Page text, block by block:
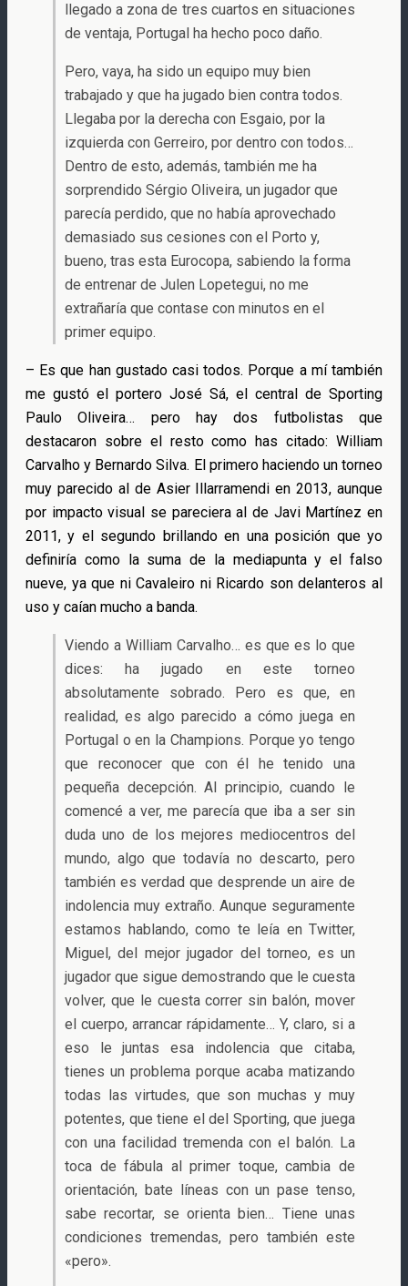
llegado a zona de tres cuartos en situaciones
de ventaja, Portugal ha hecho poco daño.
Pero, vaya, ha sido un equipo muy bien
trabajado y que ha jugado bien contra todos.
Llegaba por la derecha con Esgaio, por la
izquierda con Gerreiro, por dentro con todos…
Dentro de esto, además, también me ha
sorprendido Sérgio Oliveira, un jugador que
parecía perdido, que no había aprovechado
demasiado sus cesiones con el Porto y,
bueno, tras esta Eurocopa, sabiendo la forma
de entrenar de Julen Lopetegui, no me
extrañaría que contase con minutos en el
primer equipo.
– Es que han gustado casi todos. Porque a mí también
me gustó el portero José Sá, el central de Sporting
Paulo Oliveira… pero hay dos futbolistas que
destacaron sobre el resto como has citado: William
Carvalho y Bernardo Silva. El primero haciendo un torneo
muy parecido al de Asier Illarramendi en 2013, aunque
por impacto visual se pareciera al de Javi Martínez en
2011, y el segundo brillando en una posición que yo
definiría como la suma de la mediapunta y el falso
nueve, ya que ni Cavaleiro ni Ricardo son delanteros al
uso y caían mucho a banda.
Viendo a William Carvalho… es que es lo que
dices: ha jugado en este torneo
absolutamente sobrado. Pero es que, en
realidad, es algo parecido a cómo juega en
Portugal o en la Champions. Porque yo tengo
que reconocer que con él he tenido una
pequeña decepción. Al principio, cuando le
comencé a ver, me parecía que iba a ser sin
duda uno de los mejores mediocentros del
mundo, algo que todavía no descarto, pero
también es verdad que desprende un aire de
indolencia muy extraño. Aunque seguramente
estamos hablando, como te leía en Twitter,
Miguel, del mejor jugador del torneo, es un
jugador que sigue demostrando que le cuesta
volver, que le cuesta correr sin balón, mover
el cuerpo, arrancar rápidamente… Y, claro, si a
eso le juntas esa indolencia que citaba,
tienes un problema porque acaba matizando
todas las virtudes, que son muchas y muy
potentes, que tiene el del Sporting, que juega
con una facilidad tremenda con el balón. La
toca de fábula al primer toque, cambia de
orientación, bate líneas con un pase tenso,
sabe recortar, se orienta bien… Tiene unas
condiciones tremendas, pero también este
«pero».